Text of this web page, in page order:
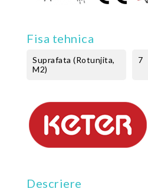
Fisa tehnica
Suprafata (rotunjita,
M2)
7
Descriere